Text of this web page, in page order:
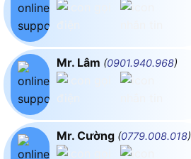
Mr. Lâm (0901.940.968)
Mr. Cường (0779.008.018)